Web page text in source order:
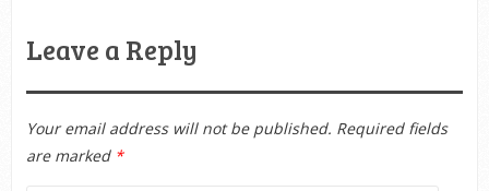
Leave a Reply
Your email address will not be published. Required fields
are marked *